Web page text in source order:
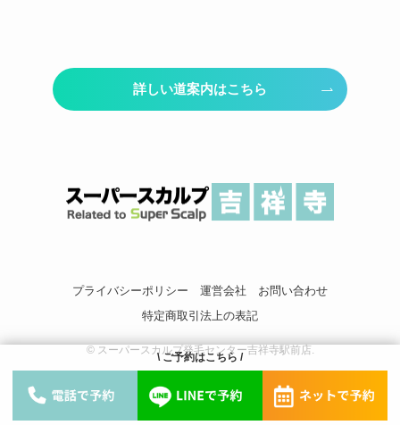
\ ご予約はこちら /
詳しい道案内はこちら
プライバシーポリシー 運営会社
お問い合わせ
特定商取引法上の表記
©スーパースカルプ発毛センター吉祥寺駅前店.